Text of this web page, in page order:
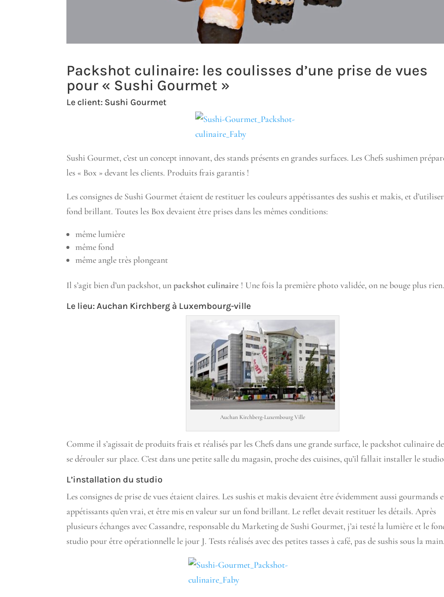
Packshot culinaire: les coulisses d’une prise de vues
pour « Sushi Gourmet »
Le client: Sushi Gourmet
Sushi Gourmet, c’est un concept innovant, des stands présents en grandes surfaces. Les Chefs sushimen
les « Box » devant les clients. Produits frais garantis !
Les consignes de Sushi Gourmet étaient de restituer les couleurs appétissantes des sushis et makis, et
fond brillant. Toutes les Box devaient être prises dans les mêmes conditions:
même lumière
même fond
même angle très plongeant
Il s’agit bien d’un packshot, unpackshot culinaire ! Une fois la première photo validée, on ne bouge plus rien.
Le lieu:Auchan Kirchberg à Luxembourg-ville
Auchan Kirchberg-Luxembourg Ville
Comme il s’agissait de produits frais et réalisés par les Chefs dans une grande surface, le packshot culinaire
se dérouler sur place. C’est dans une petite salle du magasin, proche des cuisines, qu’il fallait installer le
L’installation du studio
Les consignes de prise de vues étaient claires. Les sushis et makis devaient être évidemment aussi gourmands
appétissants qu’en vrai, et être mis en valeur sur un fond brillant. Le reflet devait restituer les détails. Après
plusieurs échanges avec Cassandre, responsable du Marketing de Sushi Gourmet, j’ai testé la lumière et le
studio pour être opérationnelle le jour J. Tests réalisés avec des petites tasses à café, pas de sushis sous la